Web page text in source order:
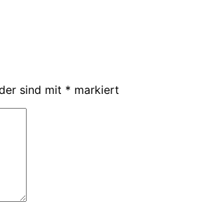
sind mit * markiert